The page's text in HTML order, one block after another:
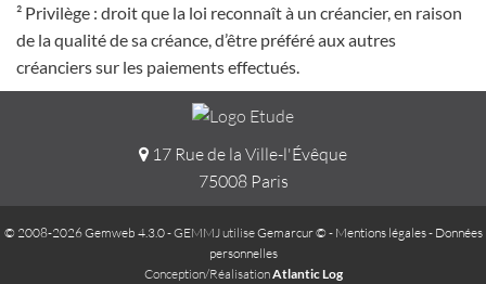
² Privilège : droit que la loi reconnaît à un créancier, en raison
de la qualité de sa créance, d’être préféré aux autres
créanciers sur les paiements effectués.
17 Rue de la Ville-l'Évêque
75008 Paris
© 2008-2026 Gemweb 4.3.0- GEMMJ utiliseGemarcur © - Mentions légales- Données
personnelles
Conception/RéalisationAtlantic Log